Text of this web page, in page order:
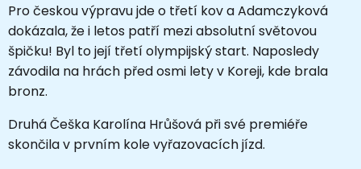
Pro českou výpravu jde o třetí kov a Adamczyková
dokázala, že i letos patří mezi absolutní světovou
špičku! Byl to její třetí olympijský start. Naposledy
závodila na hrách před osmi lety v Koreji, kde brala
bronz.
Druhá Češka Karolína Hrůšová při své premiéře
skončila v prvním kole vyřazovacích jízd.